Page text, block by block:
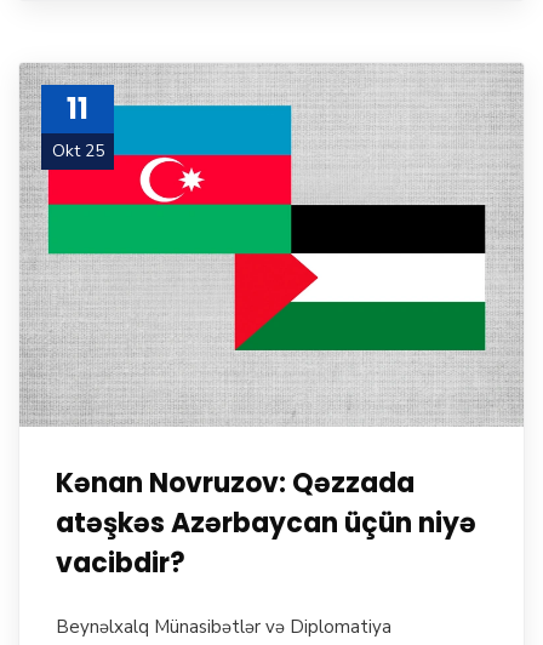
11
Okt 25
Kənan Novruzov: Qəzzada
atəşkəs Azərbaycan üçün niyə
vacibdir?
Beynəlxalq Münasibətlər və Diplomatiya